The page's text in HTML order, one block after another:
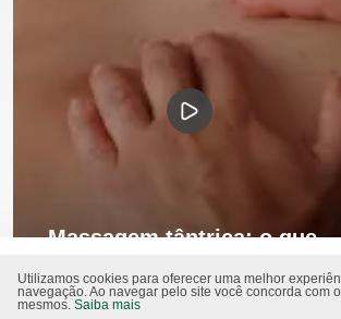
Massagem tântrica: o que
é, benefícios e como fazer
Utilizamos cookies para oferecer uma melhor
navegação. Ao navegar pelo site você concorda com
mesmos. Saiba mais